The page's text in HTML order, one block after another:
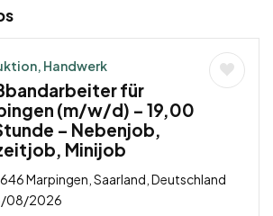
Handwerk
für
(m/w/d) – 19,00
– Nebenjob,
Minijob
Marpingen, Saarland, Deutschland
08/2026